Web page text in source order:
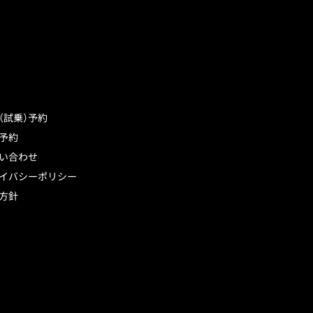
試乗）予約
約
合わせ
バシーポリシー
針